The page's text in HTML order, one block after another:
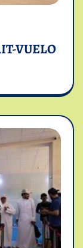
VUELO